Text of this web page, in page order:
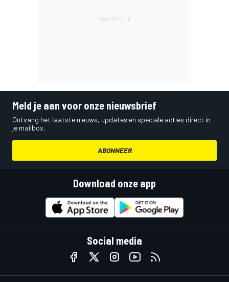
Meld je aan voor onze nieuwsbrief
Ontvang het laatste nieuws, updates en speciale acties direct in
je mailbox.
ABONNEER
Download onze app
Social media